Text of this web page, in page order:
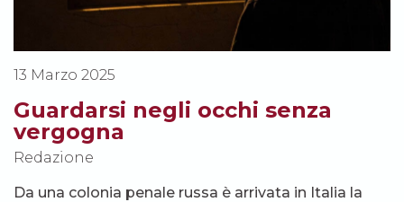
13 Marzo 2025
Guardarsi negli occhi senza
vergogna
Redazione
Da una colonia penale russa è arrivata in Italia la